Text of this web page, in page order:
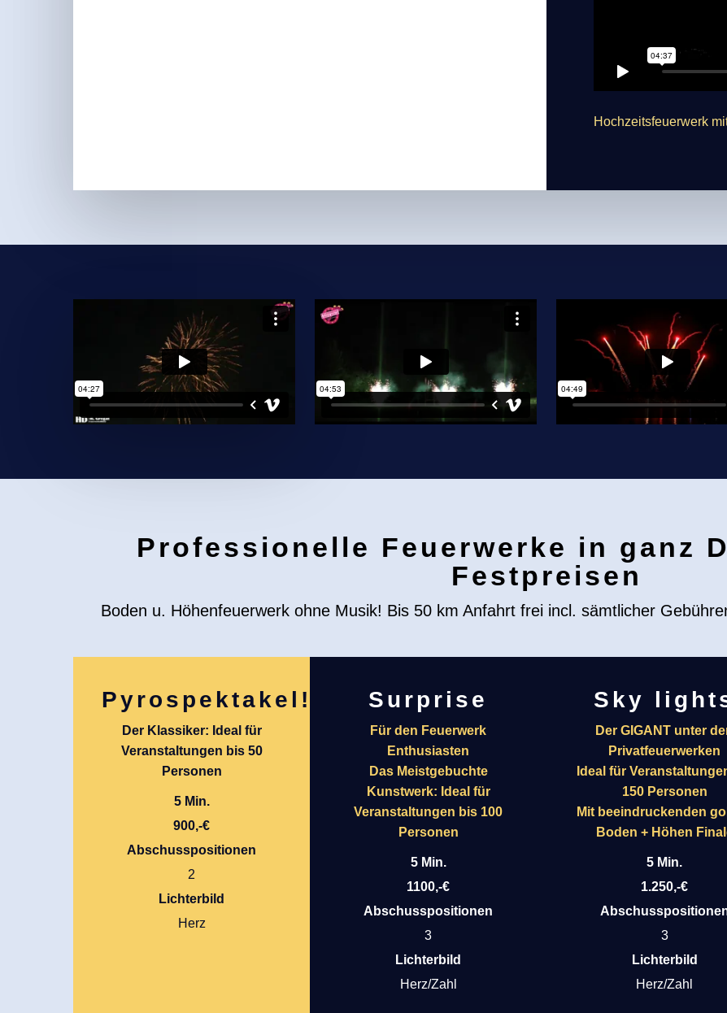
Hochzeitsfeuerwerk
Professionelle Feuerwerke in ganz
Festpreisen
Boden u. Höhenfeuerwerk ohne Musik! Bis 50 km Anfahrt frei incl. sämtlicher
Pyrospektakel!
Der Klassiker: Ideal für
Veranstaltungen bis 50
Personen
5 Min.
900,-€
Abschusspositionen
2
Lichterbild
Herz
Surprise
Für den Feuerwerk
Enthusiasten
Das Meistgebuchte
Kunstwerk: Ideal für
Veranstaltungen bis 100
Personen
5 Min.
1100,-€
Abschusspositionen
3
Lichterbild
Herz/Zahl
Sky
Der GIGANT unter
Privatfeuerwerken
Ideal für
150 Personen
Mit beeindruckenden
Boden + Höhen
5 Min.
1.250,-€
3
Lichterbild
Herz/Zahl